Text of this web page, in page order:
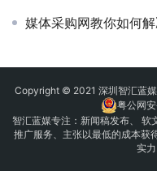
媒体采购网教你如何
Copyright © 2021 深圳智汇蓝
粤公网
智汇蓝媒专注： 新闻稿发布、 软
推广服务、主张以最低的成本
实